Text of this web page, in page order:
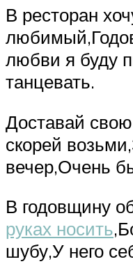
В ресторан
любви я буду
танцевать.
Доставай
скорей
вечер,Очень
В годовщину
руках носить
шубу,У него